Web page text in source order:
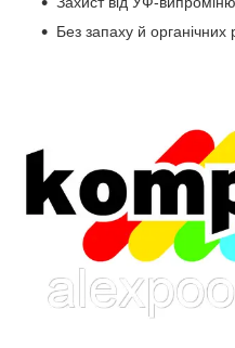
Без запаху й органічних